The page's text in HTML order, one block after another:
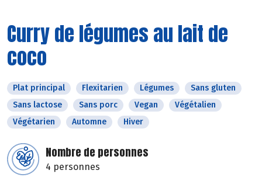
Curry de légumes au lait de
coco
Plat principal Flexitarien Légumes
Sans gluten
Sans lactose
Sans porc Vegan
Végétalien
Végétarien
Automne Hiver
Nombre de personnes
4 personnes